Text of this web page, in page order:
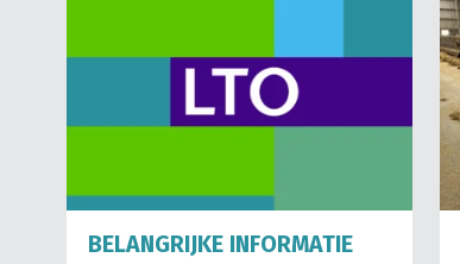
BELANGRIJKE INFORMATIE